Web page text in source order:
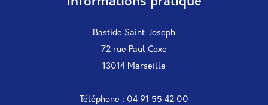
Bastide Saint-Joseph
72 rue Paul Coxe
13014 Marseille
Téléphone : 04 91 55 42 00